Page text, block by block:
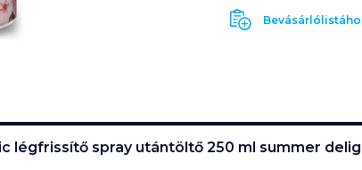
légfrissítő spray utántöltő 250 ml summer